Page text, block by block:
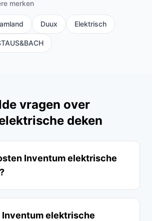
merken
Duux Elektrisch
vragen over
deken
Inventum elektrische
Inventum elektrische